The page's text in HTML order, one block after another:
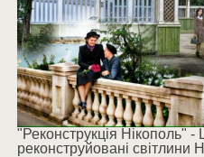
"Реконструкція Нікополь" -
реконструйовані світлини